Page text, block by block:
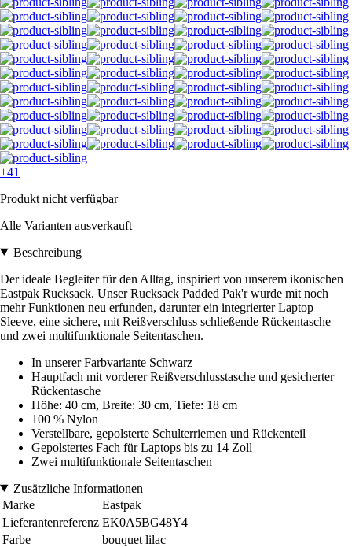
+41
Produkt nicht verfügbar
Alle Varianten ausverkauft
Beschreibung
Der ideale Begleiter für den Alltag, inspiriert von unserem ikonischen
Eastpak Rucksack. Unser Rucksack Padded Pak'r wurde mit noch
mehr Funktionen neu erfunden, darunter ein integrierter Laptop
Sleeve, eine sichere, mit Reißverschluss schließende Rückentasche
und zwei multifunktionale Seitentaschen.
In unserer Farbvariante Schwarz
Hauptfach mit vorderer Reißverschlusstasche und gesicherter
Rückentasche
Höhe: 40 cm, Breite: 30 cm, Tiefe: 18 cm
100 % Nylon
Verstellbare, gepolsterte Schulterriemen und Rückenteil
Gepolstertes Fach für Laptops bis zu 14 Zoll
Zwei multifunktionale Seitentaschen
Zusätzliche Informationen
Marke
Eastpak
Lieferantenreferenz EK0A5BG48Y4
Farbe
bouquet lilac